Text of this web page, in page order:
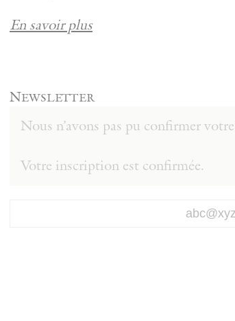
En savoir plus
Newsletter
Nous n’avons pas pu confirmer
Votre inscription est confirmée.